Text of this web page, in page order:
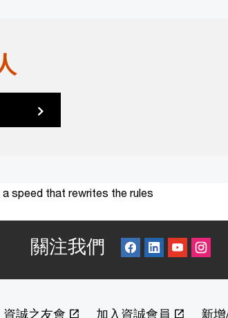
speed that rewrites the rules
關注我們
資誠之友會 加入資誠會員 新